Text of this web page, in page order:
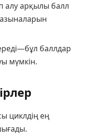
алу арқылы балл
баллдар
мүмкін.
циклдің ең